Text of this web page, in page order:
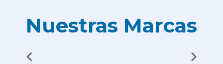
Nuestras Marcas